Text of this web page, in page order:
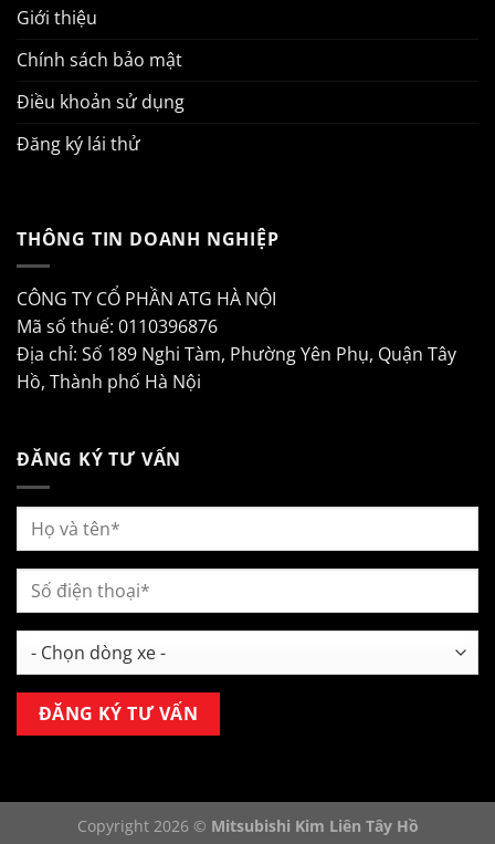
Giới thiệu
Chính sách bảo mật
Điều khoản sử dụng
Đăng ký lái thử
THÔNG TIN DOANH NGHIỆP
CÔNG TY CỔ PHẦN ATG HÀ NỘI
Mã số thuế: 0110396876
Địa chỉ: Số 189 Nghi Tàm, Phường Yên Phụ, Quận Tây
Hồ, Thành phố Hà Nội
ĐĂNG KÝ TƯ VẤN
Copyright 2026 © Mitsubishi Kim Liên Tây Hồ